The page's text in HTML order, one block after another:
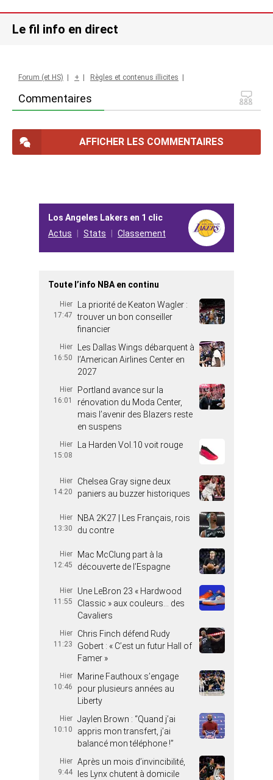
Le fil info en direct
Commentaires
Forum (et HS) + Règles et contenus illicites
AFFICHER LES COMMENTAIRES
Los Angeles Lakers en 1 clic
Actus
Stats Classement
Toute l’info NBA en continu
Hier
17:47
La priorité de Keaton Wagler :
trouver un bon conseiller
financier
Hier
16:50
Les Dallas Wings débarquent à
l’American Airlines Center en
2027
Hier
16:01
Portland avance sur la
rénovation du Moda Center,
mais l’avenir des Blazers reste
en suspens
Hier
15:08
La Harden Vol.10 voit rouge
Hier
14:20
Chelsea Gray signe deux
paniers au buzzer historiques
Hier
13:30
NBA 2K27 | Les Français, rois
du contre
Hier
12:45
Mac McClung part à la
découverte de l’Espagne
Hier
11:55
Une LeBron 23 « Hardwood
Classic » aux couleurs… des
Cavaliers
Hier
11:23
Chris Finch défend Rudy
Gobert : « C’est un futur Hall of
Famer »
Hier
10:46
Marine Fauthoux s’engage
pour plusieurs années au
Liberty
Hier
10:10
Jaylen Brown : “Quand j’ai
appris mon transfert, j’ai
balancé mon téléphone !”
Hier
9:44
Après un mois d’invincibilité,
les Lynx chutent à domicile